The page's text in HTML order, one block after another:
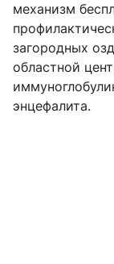
механизм
загородных
областной
энцефалита.